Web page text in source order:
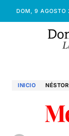
DOM, 9 AGOSTO
INICIO